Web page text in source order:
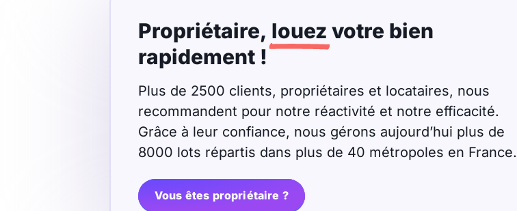
chambres
disponibles
Équipements des parties
Propriétaire, louez votre bien
rapidement !
Plus de 2500 clients, propriétaires et locataires, nous
recommandent pour notre réactivité et notre efficacité.
Grâce à leur confiance, nous gérons aujourd’hui plus de
8000 lots répartis dans plus de 40 métropoles en France.
Vous êtes propriétaire ?